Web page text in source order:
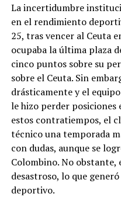
La incertidumbre
en el rendimiento
25, tras vencer al Ceuta
ocupaba la última plaza
cinco puntos sobre su
sobre el Ceuta. Sin
drásticamente y el
le hizo perder posiciones
estos contratiempos, el
técnico una temporada
con dudas, aunque se
Colombino. No
desastroso, lo que
deportivo.